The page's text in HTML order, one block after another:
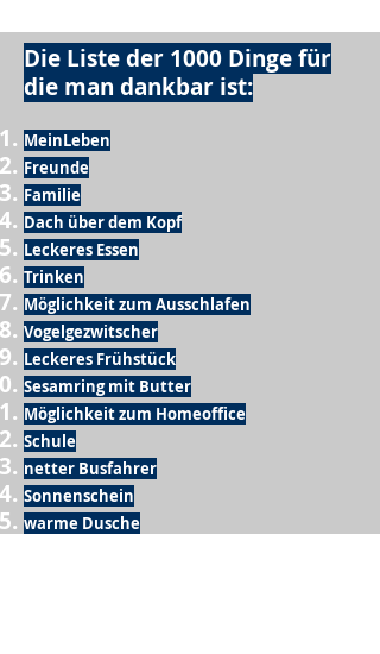
Die Liste der 1000 Dinge für
die man dankbar ist:
MeinLeben
Freunde
Familie
Dach über dem Kopf
Leckeres Essen
Trinken
Möglichkeit zum Ausschlafen
Vogelgezwitscher
Leckeres Frühstück
Sesamring mit Butter
Möglichkeit zum Homeoffice
Schule
netter Busfahrer
Sonnenschein
warme Dusche